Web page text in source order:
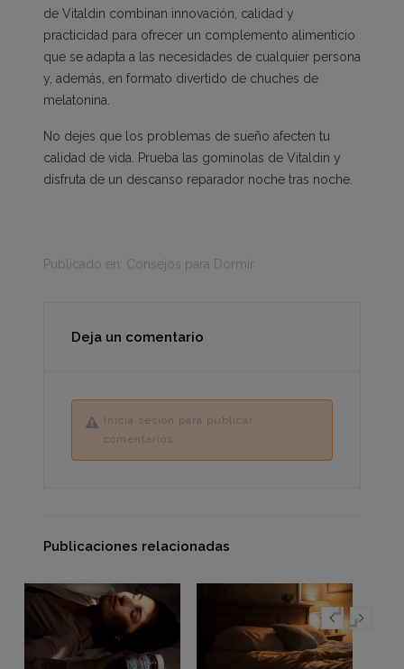
de Vitaldin combinan innovación, calidad y
practicidad para ofrecer un complemento alimenticio
que se adapta a las necesidades de cualquier persona
y, además, en formato divertido de chuches de
melatonina.
No dejes que los problemas de sueño afecten tu
calidad de vida. Prueba las gominolas de Vitaldin y
disfruta de un descanso reparador noche tras noche.
Publicado en: Consejos para Dormir
Deja un comentario
Inicia sesión para publicar
comentarios
Publicaciones relacionadas